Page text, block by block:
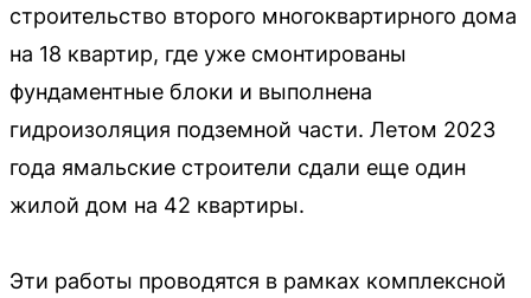
строительство второго многоквартирного дома
на 18 квартир, где уже смонтированы
фундаментные блоки и выполнена
гидроизоляция подземной части. Летом 2023
года ямальские строители сдали еще один
жилой дом на 42 квартиры.
Эти работы проводятся в рамках комплексной